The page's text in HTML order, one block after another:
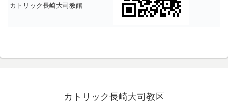
カトリック長崎大司教館
カトリック長崎大司教区